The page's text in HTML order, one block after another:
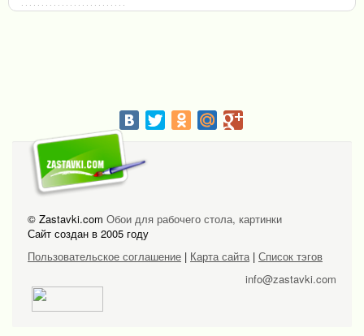
© Zastavki.com Обои для рабочего стола, картинки
Сайт создан в 2005 году
Пользовательское соглашение | Карта сайта| Список тэгов
info@zastavki.com